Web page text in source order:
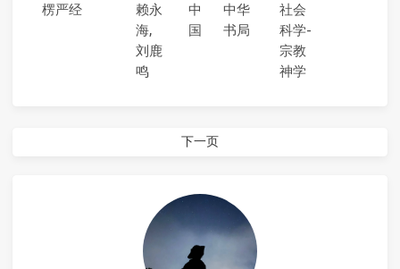
楞严经
赖永
海,
刘鹿
鸣
中
国
中华
书局
社会
科学-
宗教
神学
下一页